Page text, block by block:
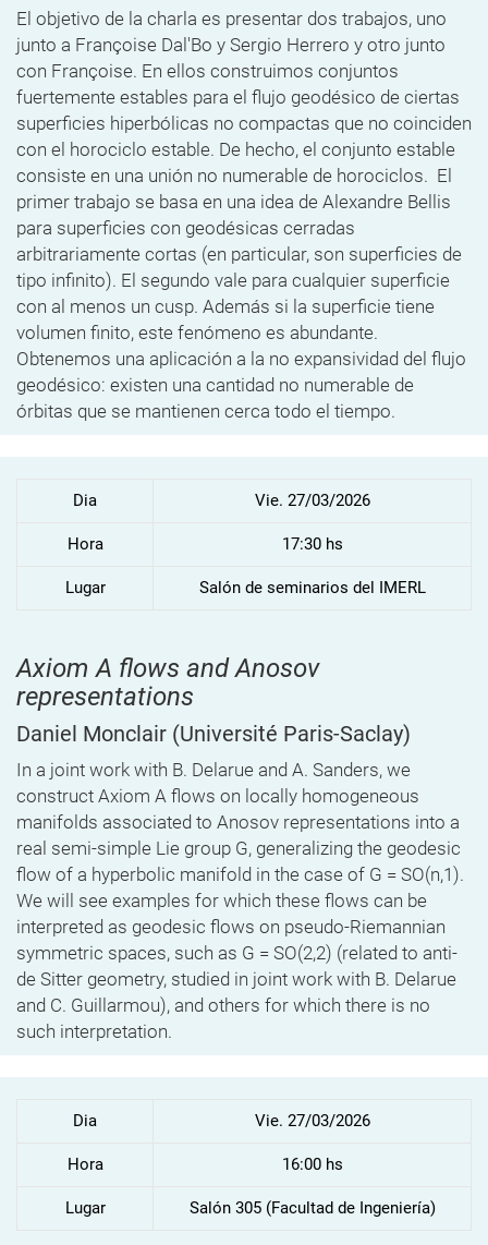
El objetivo de la charla es presentar dos trabajos, uno
junto a Françoise Dal'Bo y Sergio Herrero y otro junto
con Françoise. En ellos construimos conjuntos
fuertemente estables para el flujo geodésico de ciertas
superficies hiperbólicas no compactas que no coinciden
con el horociclo estable. De hecho, el conjunto estable
consiste en una unión no numerable de horociclos. El
primer trabajo se basa en una idea de Alexandre Bellis
para superficies con geodésicas cerradas
arbitrariamente cortas (en particular, son superficies de
tipo infinito). El segundo vale para cualquier superficie
con al menos un cusp. Además si la superficie tiene
volumen finito, este fenómeno es abundante.
Obtenemos una aplicación a la no expansividad del flujo
geodésico: existen una cantidad no numerable de
órbitas que se mantienen cerca todo el tiempo.
Dia Vie. 27/03/2026
Hora 17:30 hs
Lugar Salón de seminarios del IMERL
Axiom A flows and Anosov
representations
Daniel Monclair (Université Paris-Saclay)
In a joint work with B. Delarue and A. Sanders, we
construct Axiom A flows on locally homogeneous
manifolds associated to Anosov representations into a
real semi-simple Lie group G, generalizing the geodesic
flow of a hyperbolic manifold in the case of G = SO(n,1).
We will see examples for which these flows can be
interpreted as geodesic flows on pseudo-Riemannian
symmetric spaces, such as G = SO(2,2) (related to anti-
de Sitter geometry, studied in joint work with B. Delarue
and C. Guillarmou), and others for which there is no
such interpretation.
Dia Vie. 27/03/2026
Hora 16:00 hs
Lugar Salón 305 (Facultad de Ingeniería)